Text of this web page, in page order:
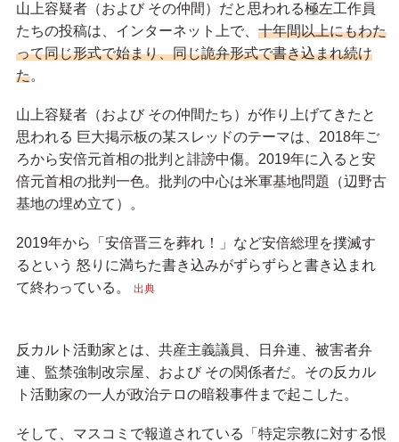
山上容疑者（および その仲間）だと思われる極左工作員
たちの投稿は、インターネット上で、 十年間以上にもわた
って同じ形式で始まり、同じ詭弁形式で書き込まれ続け
た。
山上容疑者（および その仲間たち）が作り上げてきたと
思われる 巨大掲示板の某スレッドのテーマは、2018年ご
ろから安倍元首相の批判と誹謗中傷。2019年に入ると安
倍元首相の批判一色。批判の中心は米軍基地問題（辺野古
基地の埋め立て）。
2019年から「安倍晋三を葬れ！」など安倍総理を撲滅す
るという 怒りに満ちた書き込みがずらずらと書き込まれ
て終わっている。
出典
反カルト活動家とは、共産主義議員、日弁連、被害者弁
連、監禁強制改宗屋、および その関係者だ。その反カル
ト活動家の一人が政治テロの暗殺事件まで起こした。
そして、マスコミで報道されている「特定宗教に対する恨